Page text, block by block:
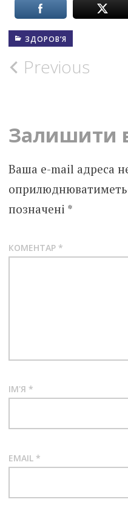
ЗДОРОВ’Я
Post
Previous
Залишити
Ваша e-mail адреса
позначені *
КОМЕНТАР *
ІМ'Я *
EMAIL *